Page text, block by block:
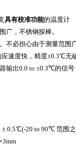
具有校准功能的温度计
广，不锈钢探棒。
必担心由于测量范围
速度快，精度±0.3℃无
输出0.0 to ±0.3℃的信
20 to 90℃ 范围